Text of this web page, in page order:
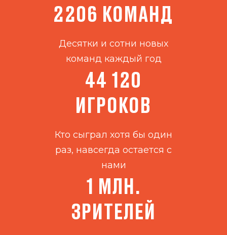
2206 КОМАНД
Десятки и сотни новых
команд каждый год
44 120
ИГРОКОВ
Кто сыграл хотя бы один
раз, навсегда остается с
нами
1 МЛН.
ЗРИТЕЛЕЙ